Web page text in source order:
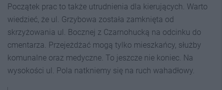
Początek prac to także utrudnienia dla kierujących. Warto
wiedzieć, że ul. Grzybowa została zamknięta od
skrzyżowania ul. Bocznej z Czarnohucką na odcinku do
cmentarza. Przejeżdżać mogą tylko mieszkańcy, służby
komunalne oraz medyczne. To jeszcze nie koniec. Na
wysokości ul. Pola natkniemy się na ruch wahadłowy.